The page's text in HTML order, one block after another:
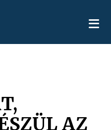
AZ